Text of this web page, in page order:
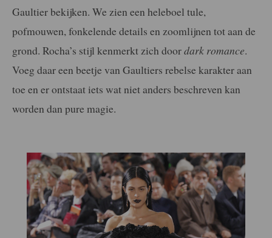
Gaultier bekijken. We zien een heleboel tule,
pofmouwen, fonkelende details en zoomlijnen tot aan de
grond. Rocha’s stijl kenmerkt zich doordark romance.
Voeg daar een beetje van Gaultiers rebelse karakter aan
toe en er ontstaat iets wat niet anders beschreven kan
worden dan pure magie.